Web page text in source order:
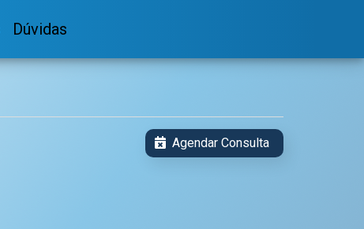
Dúvidas
Agendar Consulta